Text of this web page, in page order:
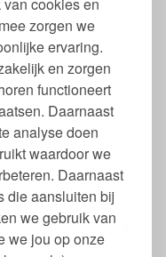
zorgen we
ervaring.
en zorgen
functioneert
Daarnaast
analyse doen
waardoor we
Daarnaast
die aansluiten bij
we gebruik van
we jou op onze
Keukenemmer